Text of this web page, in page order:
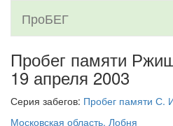
ПроБЕГ
Пробег памяти
19 апреля 2003
Серия забегов: Пробег памяти С.
Московская область, Лобня